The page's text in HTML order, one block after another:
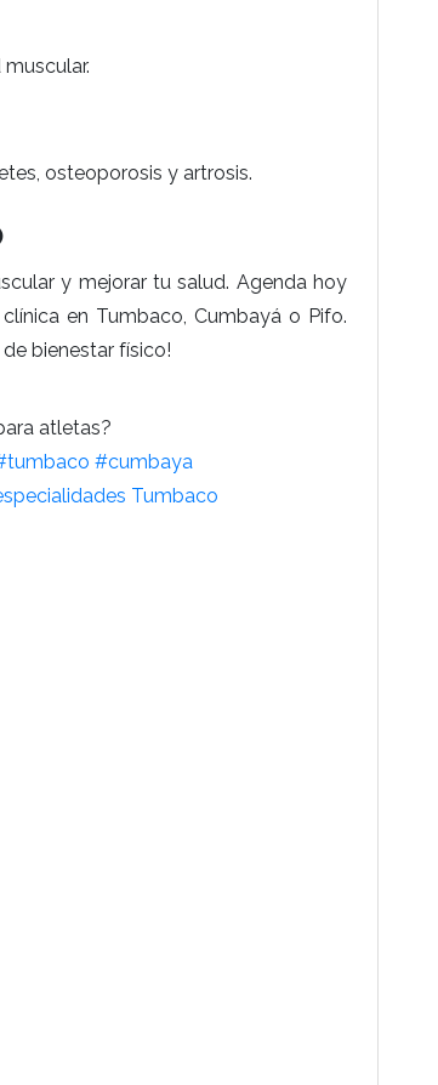
osteoporosis y artrosis.
y mejorar tu salud. Agenda hoy
en Tumbaco, Cumbayá o Pifo.
bienestar físico!
atletas?
#cumbaya
Tumbaco